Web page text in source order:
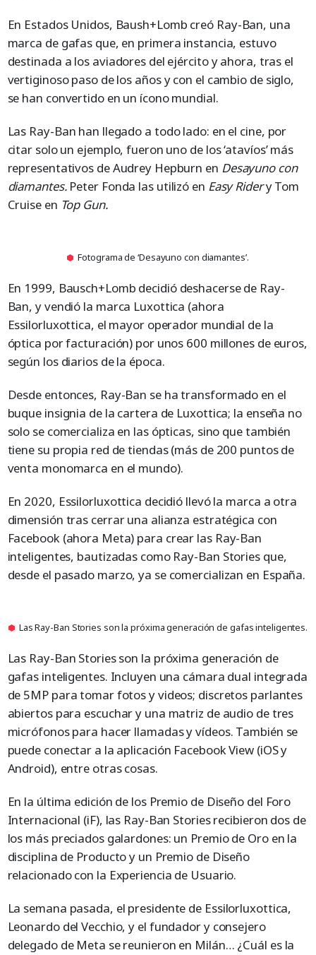
En Estados Unidos, Baush+Lomb creó Ray-Ban, una
marca de gafas que, en primera instancia, estuvo
destinada a los aviadores del ejército y ahora, tras el
vertiginoso paso de los años y con el cambio de siglo,
se han convertido en un ícono mundial.
Las Ray-Ban han llegado a todo lado: en el cine, por
citar solo un ejemplo, fueron uno de los ‘atavíos’ más
representativos de Audrey Hepburn en Desayuno con
diamantes. Peter Fonda las utilizó en Easy Ridery Tom
Cruise en Top Gun.
Fotograma de ‘Desayuno con diamantes’.
En 1999, Bausch+Lomb decidió deshacerse de Ray-
Ban, y vendió la marca Luxottica (ahora
Essilorluxottica, el mayor operador mundial de la
óptica por facturación) por unos 600 millones de euros,
según los diarios de la época.
Desde entonces, Ray-Ban se ha transformado en el
buque insignia de la cartera de Luxottica; la enseña no
solo se comercializa en las ópticas, sino que también
tiene su propia red de tiendas (más de 200 puntos de
venta monomarca en el mundo).
En 2020, Essilorluxottica decidió llevó la marca a otra
dimensión tras cerrar una alianza estratégica con
Facebook (ahora Meta) para crear las Ray-Ban
inteligentes, bautizadas como Ray-Ban Stories que,
desde el pasado marzo, ya se comercializan en España.
Las Ray-Ban Stories son la próxima generación de gafas inteligentes.
Las Ray-Ban Stories son la próxima generación de
gafas inteligentes. Incluyen una cámara dual integrada
de 5MP para tomar fotos y videos; discretos parlantes
abiertos para escuchar y una matriz de audio de tres
micrófonos para hacer llamadas y vídeos. También se
puede conectar a la aplicación Facebook View (iOS y
Android), entre otras cosas.
En la última edición de los Premio de Diseño del Foro
Internacional (iF), las Ray-Ban Stories recibieron dos de
los más preciados galardones: un Premio de Oro en la
disciplina de Producto y un Premio de Diseño
relacionado con la Experiencia de Usuario.
La semana pasada, el presidente de Essilorluxottica,
Leonardo del Vecchio, y el fundador y consejero
delegado de Meta se reunieron en Milán… ¿Cuál es la